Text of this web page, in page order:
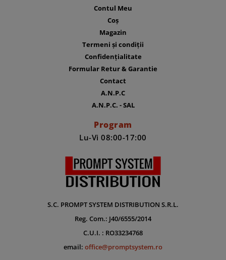
Contul Meu
Coș
Magazin
Termeni și condiții
Confidențialitate
Formular Retur & Garantie
Contact
A.N.P.C
A.N.P.C. - SAL
Program
Lu-Vi 08:00-17:00
S.C. PROMPT SYSTEM DISTRIBUTION S.R.L.
Reg. Com.: J40/6555/2014
C.U.I. : RO33234768
email: office@promptsystem.ro